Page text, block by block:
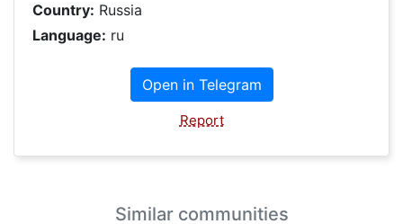
Country: Russia
Language: ru
Open in Telegram
Report
Similar communities